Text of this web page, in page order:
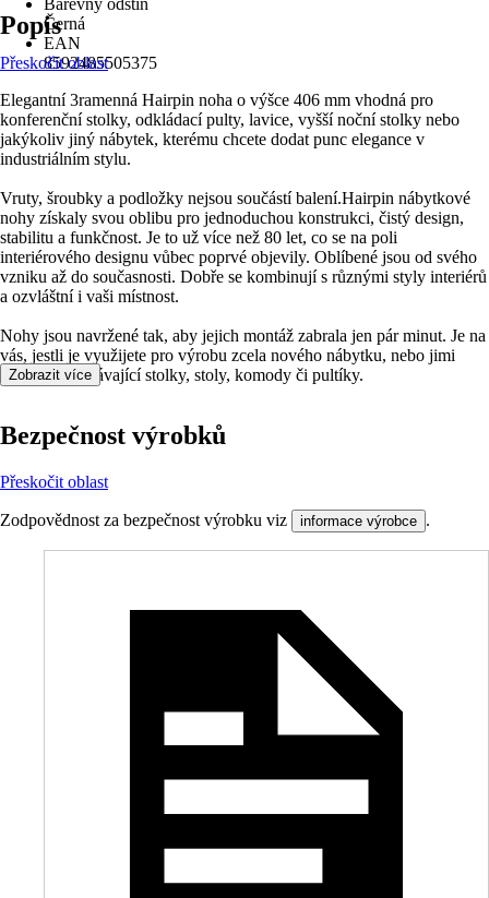
Barevný odstín
Černá
EAN
8592485505375
Popis
Přeskočit oblast
Elegantní 3ramenná Hairpin noha o výšce 406 mm vhodná pro
konferenční stolky, odkládací pulty, lavice, vyšší noční stolky nebo
jakýkoliv jiný nábytek, kterému chcete dodat punc elegance v
industriálním stylu.
Vruty, šroubky a podložky nejsou součástí balení.Hairpin nábytkové
nohy získaly svou oblibu pro jednoduchou konstrukci, čistý design,
stabilitu a funkčnost. Je to už více než 80 let, co se na poli
interiérového designu vůbec poprvé objevily. Oblíbené jsou od svého
vzniku až do současnosti. Dobře se kombinují s různými styly interiérů
a ozvláštní i vaši místnost.
Nohy jsou navržené tak, aby jejich montáž zabrala jen pár minut. Je na
vás, jestli je využijete pro výrobu zcela nového nábytku, nebo jimi
oživíte vaše stávající stolky, stoly, komody či pultíky.
Zobrazit více
Bezpečnost výrobků
Přeskočit oblast
Zodpovědnost za bezpečnost výrobku viz informace výrobce .